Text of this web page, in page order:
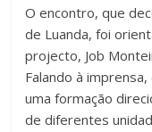
O encontro, que
de Luanda, foi
projecto, Job
Falando à
uma formação
de diferentes